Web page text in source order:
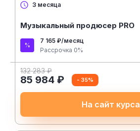
3 месяца
Музыкальный продюсер PRO
7 165 ₽/месяц
Рассрочка 0%
132 283 ₽
85 984 ₽ - 35%
На сайт курса